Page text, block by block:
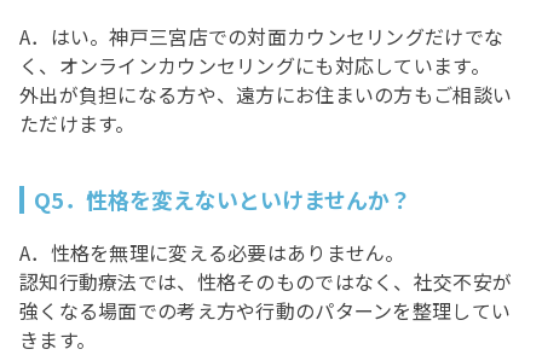
A．はい。神戸三宮店での対面カウンセリングだけでな
く、オンラインカウンセリングにも対応しています。
外出が負担になる方や、遠方にお住まいの方もご相談い
ただけます。
Q5．性格を変えないといけませんか？
A．性格を無理に変える必要はありません。
認知行動療法では、性格そのものではなく、社交不安が
強くなる場面での考え方や行動のパターンを整理してい
きます。